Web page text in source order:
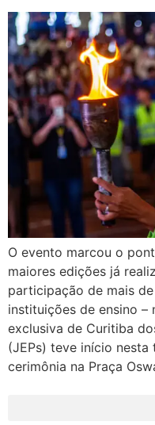
O evento marcou o
maiores edições já
participação de mais
instituições de ensino –
exclusiva de Curitiba
(JEPs) teve início
cerimônia na Praça